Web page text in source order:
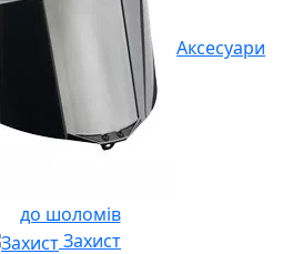
Аксесуари
до шоломів
Захист